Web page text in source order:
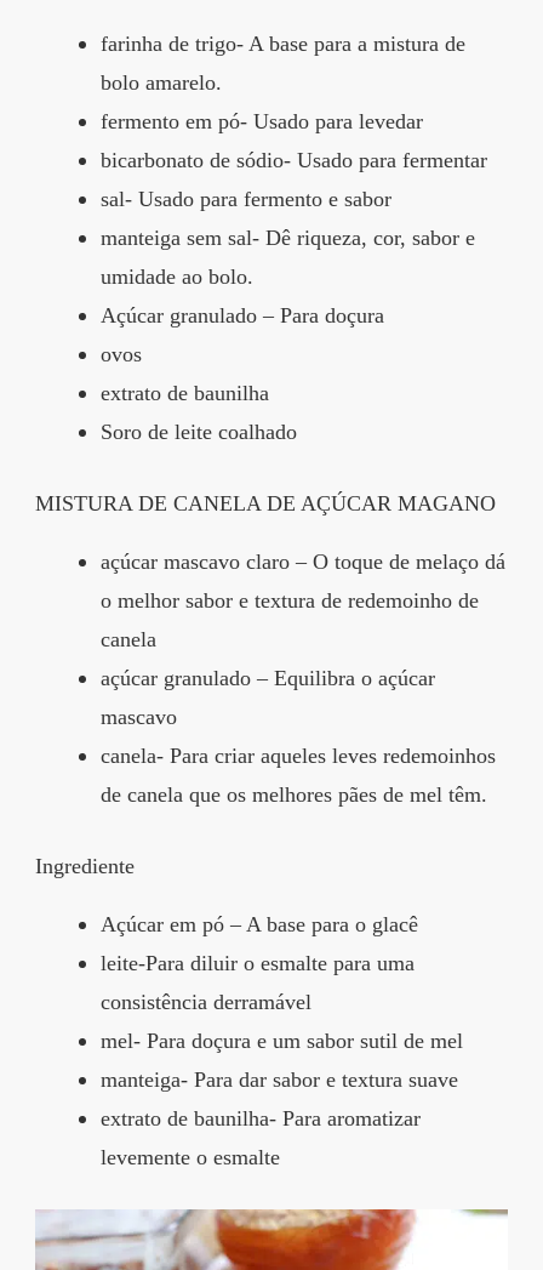
farinha de trigo- A base para a mistura de
bolo amarelo.
fermento em pó- Usado para levedar
bicarbonato de sódio- Usado para fermentar
sal- Usado para fermento e sabor
manteiga sem sal- Dê riqueza, cor, sabor e
umidade ao bolo.
Açúcar granulado – Para doçura
ovos
extrato de baunilha
Soro de leite coalhado
MISTURA DE CANELA DE AÇÚCAR MAGANO
açúcar mascavo claro – O toque de melaço dá
o melhor sabor e textura de redemoinho de
canela
açúcar granulado – Equilibra o açúcar
mascavo
canela- Para criar aqueles leves redemoinhos
de canela que os melhores pães de mel têm.
Ingrediente
Açúcar em pó – A base para o glacê
leite-Para diluir o esmalte para uma
consistência derramável
mel- Para doçura e um sabor sutil de mel
manteiga- Para dar sabor e textura suave
extrato de baunilha- Para aromatizar
levemente o esmalte